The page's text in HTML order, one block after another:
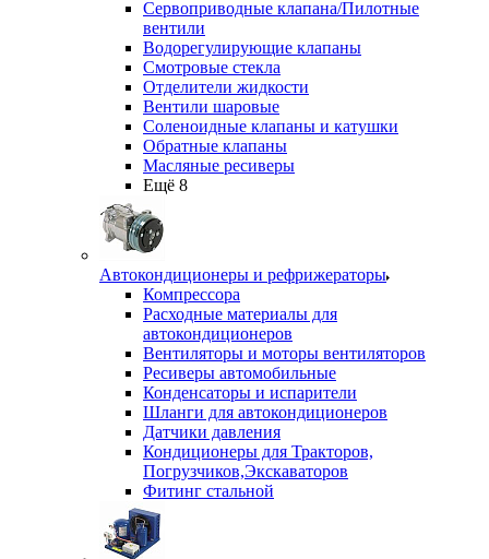
Сервоприводные клапана/Пилотные
вентили
Водорегулирующие клапаны
Смотровые стекла
Отделители жидкости
Вентили шаровые
Соленоидные клапаны и катушки
Обратные клапаны
Масляные ресиверы
Ещё 8
Автокондиционеры и рефрижераторы
Компрессора
Расходные материалы для
автокондиционеров
Вентиляторы и моторы вентиляторов
Ресиверы автомобильные
Конденсаторы и испарители
Шланги для автокондиционеров
Датчики давления
Кондиционеры для Тракторов,
Погрузчиков,Экскаваторов
Фитинг стальной